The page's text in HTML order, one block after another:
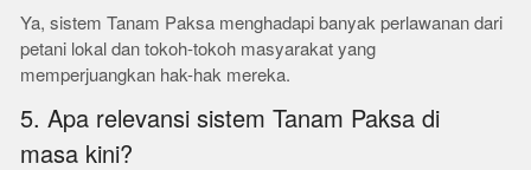
Ya, sistem Tanam Paksa menghadapi banyak perlawanan dari
petani lokal dan tokoh-tokoh masyarakat yang
memperjuangkan hak-hak mereka.
5. Apa relevansi sistem Tanam Paksa di
masa kini?